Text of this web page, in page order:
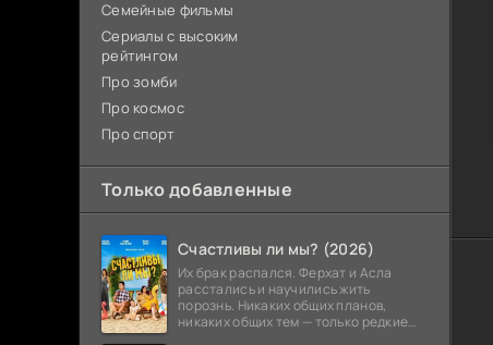
Семейные фильмы
Сериалы с высоким
рейтингом
Про зомби
Про космос
Про спорт
Только добавленные
Счастливы ли мы? (2026)
Их брак распался. Ферхат и Асла
расстались и научились жить
порознь. Никаких общих планов,
никаких общих тем — только редкие